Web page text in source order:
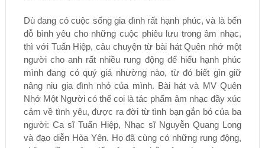
Dù đang có cuộc sống gia đình rất hạnh phúc, và là bến
đỗ bình yêu cho những cuộc phiêu lưu trong âm nhạc,
thì với Tuấn Hiệp, câu chuyện từ bài hát Quên nhớ một
người cho anh rất nhiều rung động để hiểu hạnh phúc
mình đang có quý giá nhường nào, từ đó biết gìn giữ
nâng niu gia đình nhỏ của mình. Bài hát và MV Quên
Nhớ Một Người có thể coi là tác phẩm âm nhạc đầy xúc
cảm về tình yêu, được ra đời từ tình bạn gắn bó của ba
người: Ca sĩ Tuấn Hiệp, Nhạc sĩ Nguyễn Quang Long
và đạo diễn Hòa Yên. Họ đã cùng có những rung động,